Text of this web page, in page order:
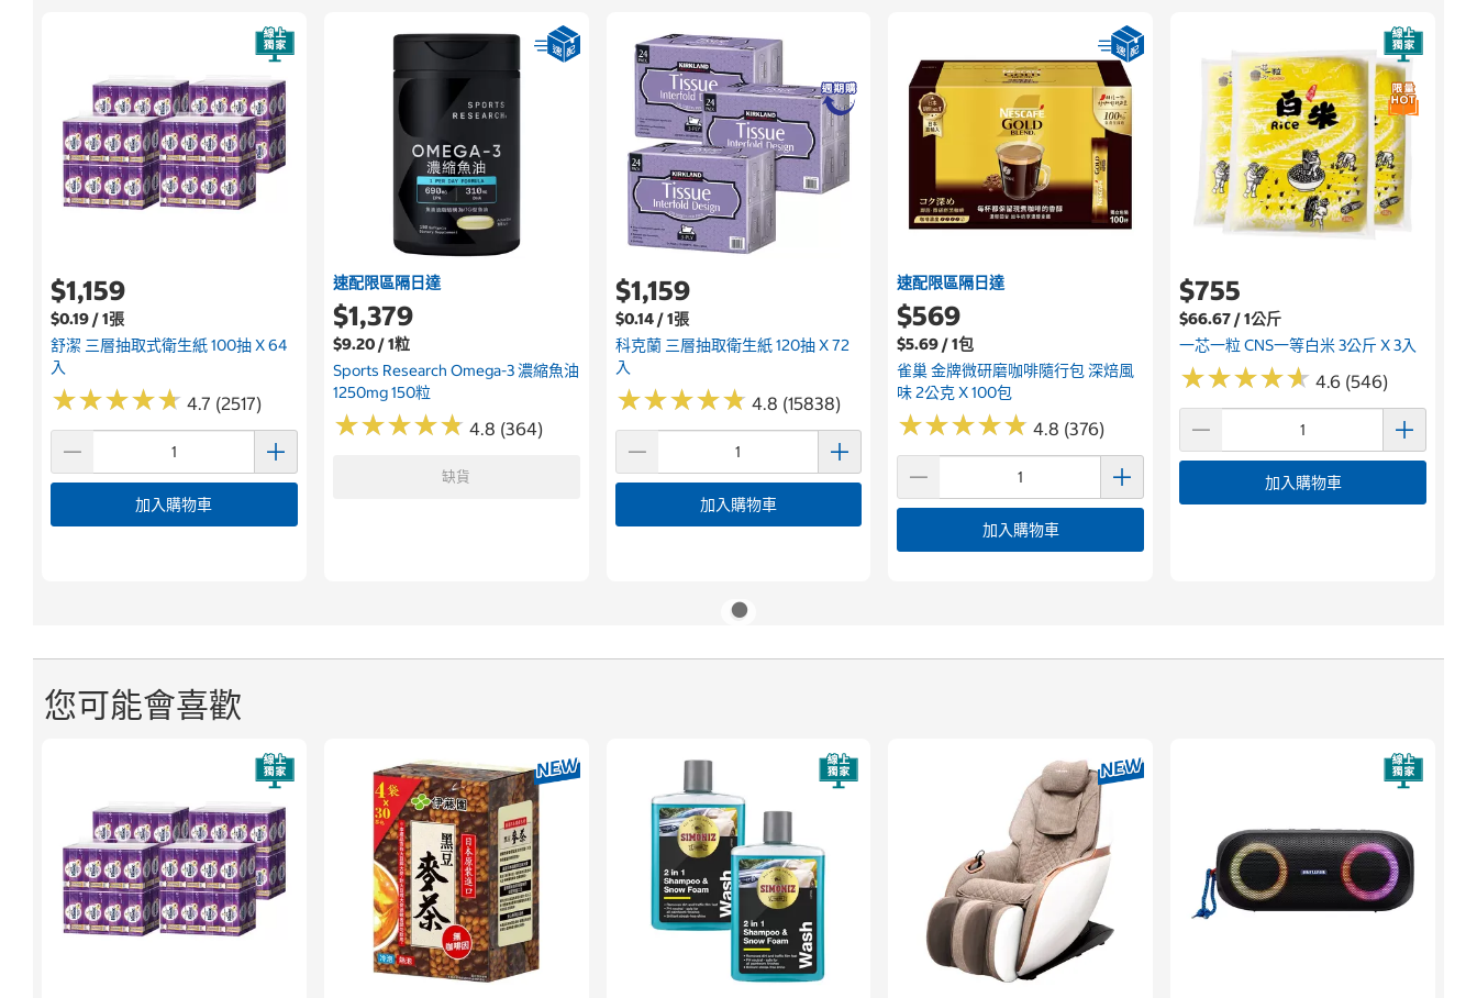
$1,159
$0.19 / 1張
舒潔 三層抽取式衛生紙 100抽 X 64
入
★★★★★
★★★★★ 4.7 (2517)
加入購物車
速配限區隔日達
$1,379
$9.20 / 1粒
Sports Research Omega-3 濃縮魚油
1250mg 150粒
★★★★★
★★★★★ 4.8 (364)
缺貨
$1,159
$0.14 / 1張
科克蘭 三層抽取衛生紙 120抽 X 72
入
★★★★★
★★★★★ 4.8 (15838)
加入購物車
速配限區隔日達
$569
$5.69 / 1包
雀巢 金牌微研磨咖啡隨行包 深焙風
味 2公克 X 100包
★★★★★
★★★★★ 4.8 (376)
加入購物車
$755
$66.67 / 1公斤
一芯一粒 CNS一等白米 3公斤 X 3入
★★★★★
★★★★★ 4.6 (546)
加入購物車
您可能會喜歡